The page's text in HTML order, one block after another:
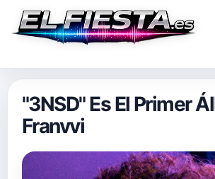
"3NSD" Es El Primer
Franvvi